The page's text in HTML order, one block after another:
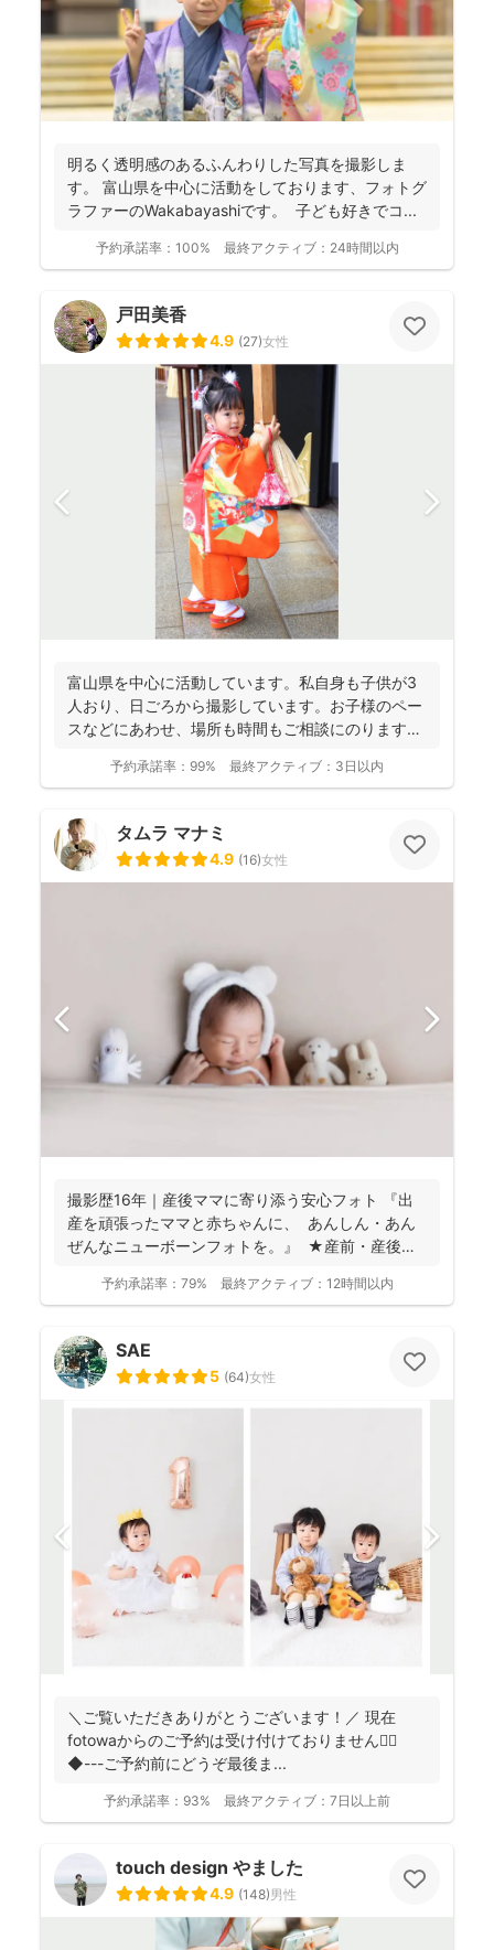
明るく透明感のあるふんわりした写真を撮影しま
す。 富山県を中心に活動をしております、フォトグ
ラファーのWakabayashiです。 子ども好きでコ...
予約承諾率： 100% 最終アクティブ： 24時間以内
戸田美香
4.9 (27)女性
富山県を中心に活動しています。私自身も子供が3
人おり、日ごろから撮影しています。お子様のペー
スなどにあわせ、場所も時間もご相談にのります。
予約承諾率： 99% 最終アクティブ： 3日以内
タムラ マナミ
4.9 (16)女性
撮影歴16年｜産後ママに寄り添う安心フォト 『出
産を頑張ったママと赤ちゃんに、 あんしん・あん
ぜんなニューボーンフォトを。』 ★産前・産後
予約承諾率： 79% 最終アクティブ： 12時間以内
SAE
5 (64)女性
＼ご覧いただきありがとうございます！／ 現在
fotowaからのご予約は受け付けておりません🙇‍♀️
◆---ご予約前にどうぞ最後ま...
予約承諾率： 93% 最終アクティブ： 7日以上前
touch design やました
4.9 (148)男性